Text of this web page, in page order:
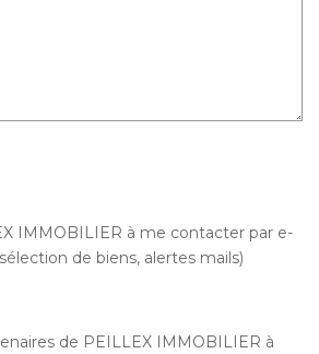
IMMOBILIER à me contacter par e-
de biens, alertes mails)
de PEILLEX IMMOBILIER à